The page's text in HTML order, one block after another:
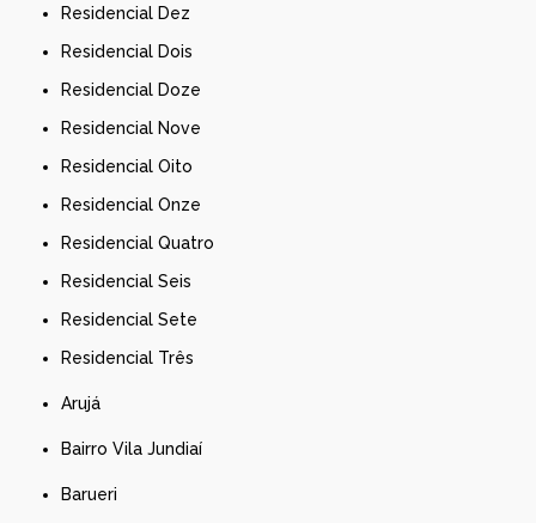
Residencial Dez
Residencial Dois
Residencial Doze
Residencial Nove
Residencial Oito
Residencial Onze
Residencial Quatro
Residencial Seis
Residencial Sete
Residencial Três
Arujá
Bairro Vila Jundiaí
Barueri